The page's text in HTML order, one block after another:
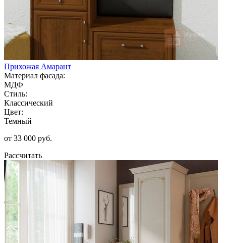
Прихожая Амарант
Материал фасада:
МДФ
Стиль:
Классический
Цвет:
Темный
от 33 000 руб.
Рассчитать